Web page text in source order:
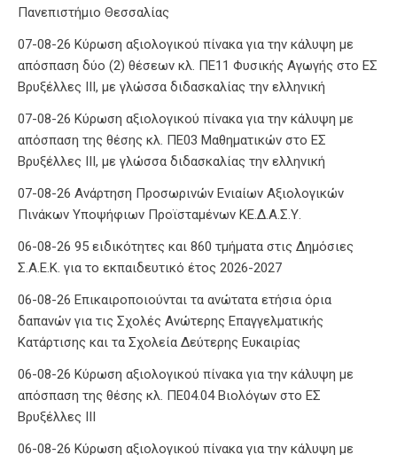
Πανεπιστήμιο Θεσσαλίας
07-08-26 Κύρωση αξιολογικού πίνακα για την κάλυψη με
απόσπαση δύο (2) θέσεων κλ. ΠΕ11 Φυσικής Αγωγής στο ΕΣ
Βρυξέλλες ΙΙΙ, με γλώσσα διδασκαλίας την ελληνική
07-08-26 Κύρωση αξιολογικού πίνακα για την κάλυψη με
απόσπαση της θέσης κλ. ΠΕ03 Μαθηματικών στο ΕΣ
Βρυξέλλες ΙΙΙ, με γλώσσα διδασκαλίας την ελληνική
07-08-26 Ανάρτηση Προσωρινών Ενιαίων Αξιολογικών
Πινάκων Υποψήφιων Προϊσταμένων ΚΕ.Δ.Α.Σ.Υ.
06-08-26 95 ειδικότητες και 860 τμήματα στις Δημόσιες
Σ.Α.Ε.Κ. για το εκπαιδευτικό έτος 2026-2027
06-08-26 Επικαιροποιούνται τα ανώτατα ετήσια όρια
δαπανών για τις Σχολές Ανώτερης Επαγγελματικής
Κατάρτισης και τα Σχολεία Δεύτερης Ευκαιρίας
06-08-26 Κύρωση αξιολογικού πίνακα για την κάλυψη με
απόσπαση της θέσης κλ. ΠΕ04.04 Βιολόγων στο ΕΣ
Βρυξέλλες ΙΙΙ
06-08-26 Κύρωση αξιολογικού πίνακα για την κάλυψη με